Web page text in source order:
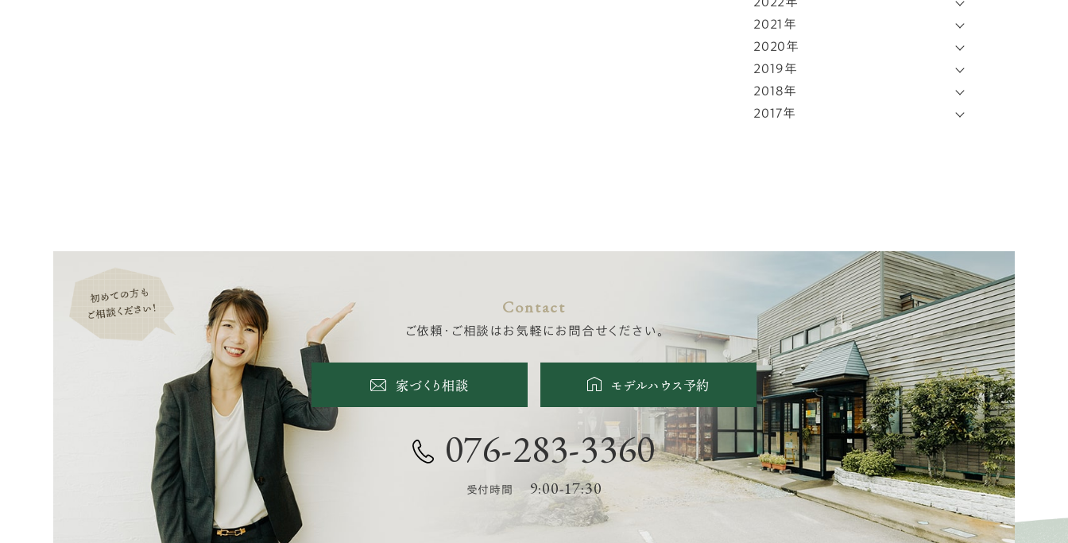
2021年
2020年
2019年
2018年
2017年
Contact
ご依頼・ご相談はお気軽にお問合せください。
家づくり相談 モデルハウス予約
076-283-3360
受付時間 9:00-17:30